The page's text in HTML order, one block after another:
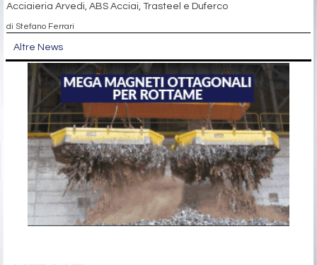
Acciaieria Arvedi, ABS Acciai, Trasteel e Duferco
di Stefano Ferrari
Altre News